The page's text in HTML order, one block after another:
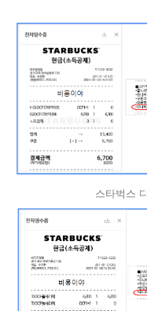
스타벅스